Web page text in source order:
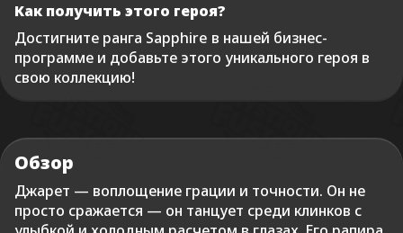
Как получить этого героя?
Достигните ранга Sapphire в нашей бизнес-
программе и добавьте этого уникального героя в
свою коллекцию!
Обзор
Джарет — воплощение грации и точности. Он не
просто сражается — он танцует среди клинков с